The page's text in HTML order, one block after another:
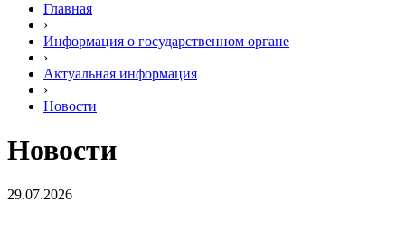
Главная
›
Информация о государственном органе
›
Актуальная информация
›
Новости
Новости
29.07.2026